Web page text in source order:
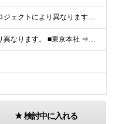
配属組織や担当プロジェクトにより異なります。 ＜参考情報＞ 月給：300,000～800,000円 ※スキル・経験・前職給与を考慮し決定します ※固定残業代30時間相当分を含む ※試用期間3ヶ月（労
※ポジションにより異なります。 ■東京本社 ⇒東京都渋谷区桜丘町26-1 セルリアンタワー ■西日本支社 ⇒大阪府大阪市北区大深町3番1号 グランフロント大阪タワーB 23F ■福岡支社 ⇒福岡
検討中に入れる